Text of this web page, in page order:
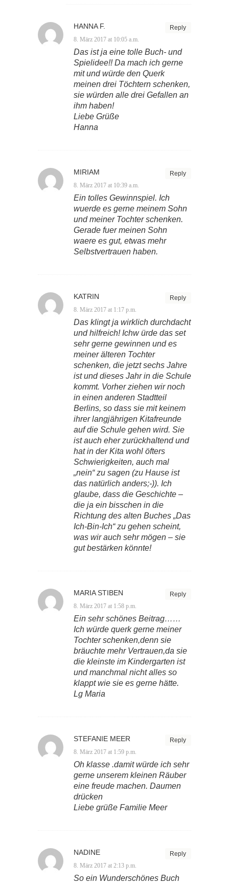
Reply
HANNA F.
8. März 2017 at 10:05 a.m.
Das ist ja eine tolle Buch- und
Spielidee!! Da mach ich gerne
mit und würde den Querk
meinen drei Töchtern schenken,
sie würden alle drei Gefallen an
ihm haben!
Liebe Grüße
Hanna
Reply
MIRIAM
8. März 2017 at 10:39 a.m.
Ein tolles Gewinnspiel. Ich
wuerde es gerne meinem Sohn
und meiner Tochter schenken.
Gerade fuer meinen Sohn
waere es gut, etwas mehr
Selbstvertrauen haben.
Reply
KATRIN
8. März 2017 at 1:17 p.m.
Das klingt ja wirklich durchdacht
und hilfreich! Ichw ürde das set
sehr gerne gewinnen und es
meiner älteren Tochter
schenken, die jetzt sechs Jahre
ist und dieses Jahr in die Schule
kommt. Vorher ziehen wir noch
in einen anderen Stadtteil
Berlins, so dass sie mit keinem
ihrer langjährigen Kitafreunde
auf die Schule gehen wird. Sie
ist auch eher zurückhaltend und
hat in der Kita wohl öfters
Schwierigkeiten, auch mal
„nein“ zu sagen (zu Hause ist
das natürlich anders;-)). Ich
glaube, dass die Geschichte –
die ja ein bisschen in die
Richtung des alten Buches „Das
Ich-Bin-Ich“ zu gehen scheint,
was wir auch sehr mögen – sie
gut bestärken könnte!
Reply
MARIA STIBEN
8. März 2017 at 1:58 p.m.
Ein sehr schönes Beitrag……
Ich würde querk gerne meiner
Tochter schenken,denn sie
bräuchte mehr Vertrauen,da sie
die kleinste im Kindergarten ist
und manchmal nicht alles so
klappt wie sie es gerne hätte.
Lg Maria
Reply
STEFANIE MEER
8. März 2017 at 1:59 p.m.
Oh klasse .damit würde ich sehr
gerne unserem kleinen Räuber
eine freude machen. Daumen
drücken
Liebe grüße Familie Meer
Reply
NADINE
8. März 2017 at 2:13 p.m.
So ein Wunderschönes Buch